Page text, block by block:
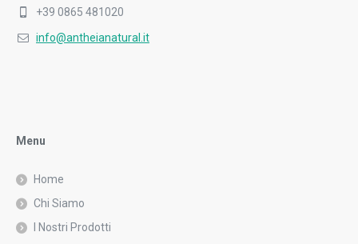
+39 0865 481020
info@antheianatural.it
Menu
Home
Chi Siamo
I Nostri Prodotti